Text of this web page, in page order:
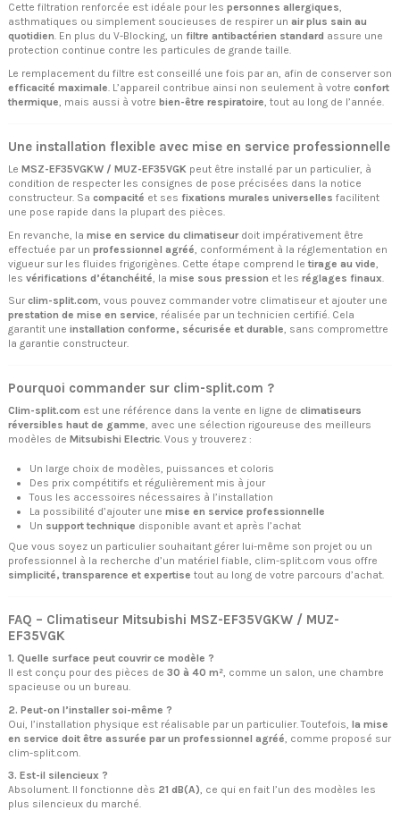
Cette filtration renforcée est idéale pour les personnes allergiques,
asthmatiques ou simplement soucieuses de respirer un air plus sain au
quotidien. En plus du V-Blocking, un filtre antibactérien standard assure une
protection continue contre les particules de grande taille.
Le remplacement du filtre est conseillé une fois par an, afin de conserver son
efficacité maximale. L’appareil contribue ainsi non seulement à votre confort
thermique, mais aussi à votre bien-être respiratoire, tout au long de l’année.
Une installation flexible avec mise en service professionnelle
Le MSZ-EF35VGKW / MUZ-EF35VGK peut être installé par un particulier, à
condition de respecter les consignes de pose précisées dans la notice
constructeur. Sa compacité et ses fixations murales universelles facilitent
une pose rapide dans la plupart des pièces.
En revanche, la mise en service du climatiseurdoit impérativement être
effectuée par un professionnel agréé , conformément à la réglementation en
vigueur sur les fluides frigorigènes. Cette étape comprend le tirage au vide
les vérifications d’étanchéité , la mise sous pression et les réglages finaux
Sur clim-split.com, vous pouvez commander votre climatiseur et ajouter une
prestation de mise en service, réalisée par un technicien certifié. Cela
garantit une installation conforme, sécurisée et durable, sans compromettre
la garantie constructeur.
Pourquoi commander sur clim-split.com ?
Clim-split.com est une référence dans la vente en ligne de climatiseurs
réversibles haut de gamme, avec une sélection rigoureuse des meilleurs
modèles de Mitsubishi Electric. Vous y trouverez :
Un large choix de modèles, puissances et coloris
Des prix compétitifs et régulièrement mis à jour
Tous les accessoires nécessaires à l’installation
La possibilité d’ajouter une mise en service professionnelle
Un support technique disponible avant et après l’achat
Que vous soyez un particulier souhaitant gérer lui-même son projet ou un
professionnel à la recherche d’un matériel fiable, clim-split.com vous offre
simplicité, transparence et expertise tout au long de votre parcours d’achat.
FAQ – Climatiseur Mitsubishi MSZ-EF35VGKW / MUZ-
EF35VGK
1. Quelle surface peut couvrir ce modèle ?
Il est conçu pour des pièces de 30 à 40 m², comme un salon, une chambre
spacieuse ou un bureau.
2. Peut-on l’installer soi-même ?
Oui, l’installation physique est réalisable par un particulier. Toutefois, la mise
en service doit être assurée par un professionnel agréé , comme proposé sur
clim-split.com.
3. Est-il silencieux ?
Absolument. Il fonctionne dès 21 dB(A), ce qui en fait l’un des modèles les
plus silencieux du marché.